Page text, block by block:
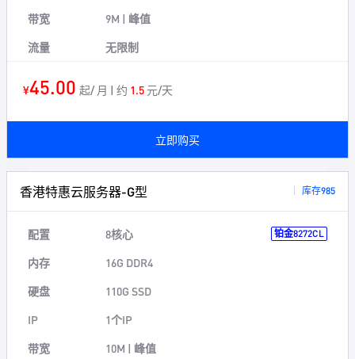
带宽
9M | 峰值
流量
无限制
¥45.00 起/ 月 | 约 1.5元/天
立即购买
香港特惠云服务器-G型 库存985
配置 8核心 铂金8272CL
内存
16G DDR4
硬盘
110G SSD
IP
1个IP
带宽
10M | 峰值